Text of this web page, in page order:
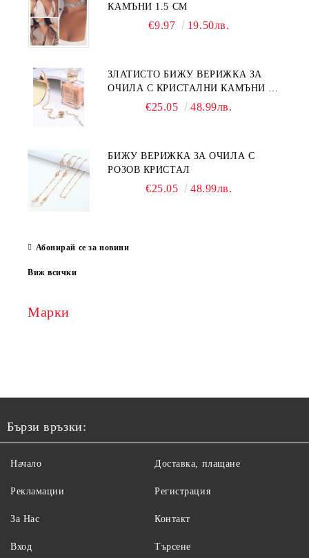
КАМЪНИ 1.5 СМ
€9.97 19.50лв.
ЗЛАТИСТО БИЖУ ВЕРИЖКА ЗА
ОЧИЛА С КРИСТАЛНИ КАМЪНИ И
€25.05 48.99лв.
БИЖУ ВЕРИЖКА ЗА ОЧИЛА С
РОЗОВ КРИСТАЛ
€25.05 48.99лв.
Абонирай се за новини
Виж всички
Марки
Бързи връзки:
Начало
Рекламации
За Нас
Вход
Доставка, плащане
Регистрация
Контакт
Търсене